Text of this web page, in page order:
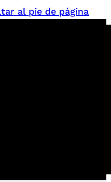
al pie de página